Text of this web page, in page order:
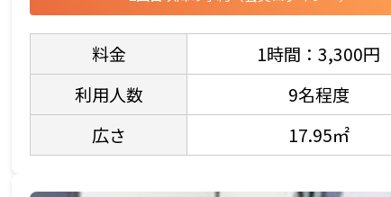
料金
1時間：3,300円
利用人数
9名程度
広さ
17.95㎡